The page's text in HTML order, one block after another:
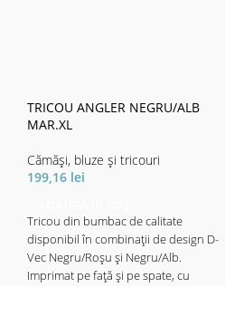
TRICOU ANGLER NEGRU/ALB
MAR.XL
Cămăși, bluze și tricouri
199,16 lei
Tricou din bumbac de calitate
disponibil în combinații de design D-
Vec Negru/Roșu și Negru/Alb.
Imprimat pe față și pe spate, cu